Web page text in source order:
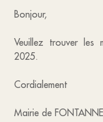
Bonjour,
Veuillez trouver
2025.
Cordialement
Mairie de